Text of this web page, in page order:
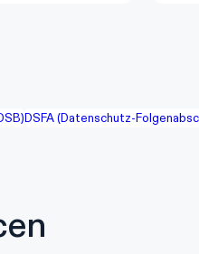
DSFA (Datenschutz-